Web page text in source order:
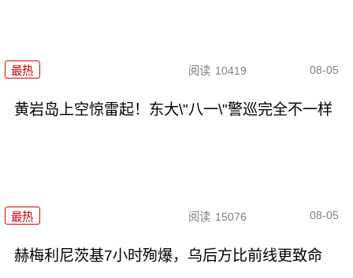
最热 阅读 10419 08-05
黄岩岛上空惊雷起！东大\"八一\"警巡完全不一样
最热 阅读 15076 08-05
赫梅利尼茨基7小时殉爆，乌后方比前线更致命